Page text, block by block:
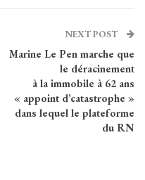
NEXT POST
Marine Le Pen marche que
le déracinement
à la immobile à 62 ans
« appoint d’catastrophe »
dans lequel le plateforme
du RN